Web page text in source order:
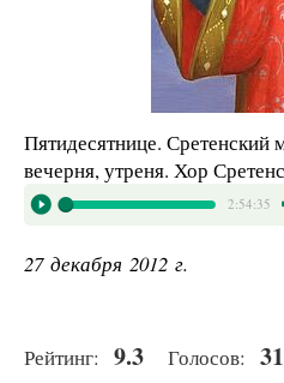
Пятидесятнице. Сретенский
вечерня, утреня. Хор
2:54:35
27 декабря 2012 г.
Рейтинг: 9.3 Голосов: 31